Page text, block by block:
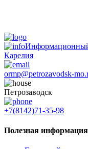
Информационный
Карелия
ormp@petrozavodsk-
Петрозаводск
+7(8142)71-35-98
Полезная информация